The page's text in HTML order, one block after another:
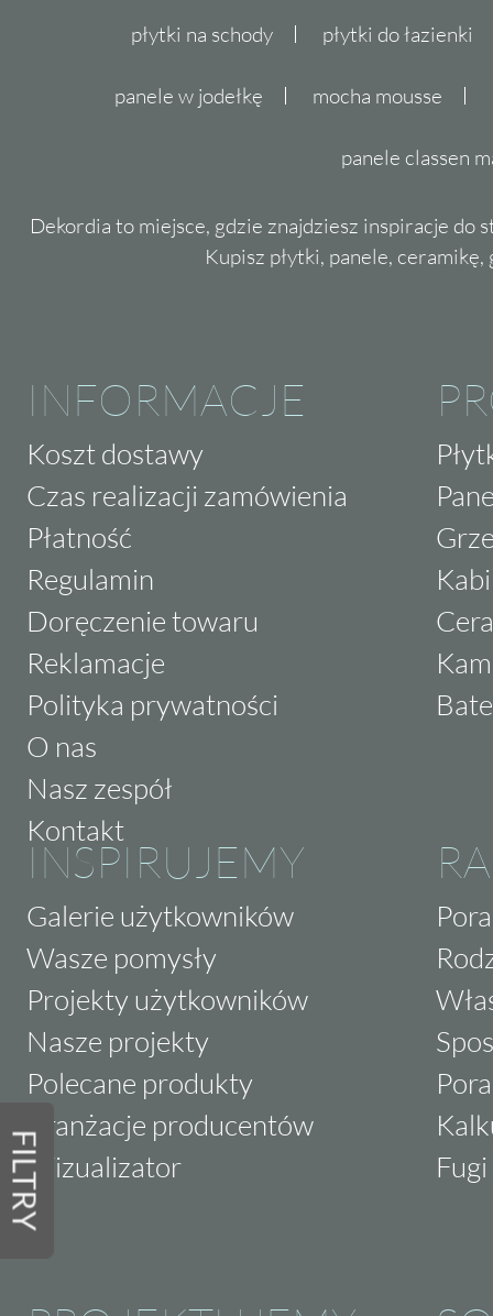
FILTRY
płytki na schody płytki do łazienki
panele w jodełkę mocha mousse
panele classen
Dekordia to miejsce, gdzie znajdziesz inspiracje do
Kupisz płytki, panele,
INFORMACJE
Koszt dostawy
Czas realizacji zamówienia
Płatność
Regulamin
Doręczenie towaru
Reklamacje
Polityka prywatności
O nas
Nasz zespół
Kontakt
INSPIRUJEMY
Galerie użytkowników
Wasze pomysły
Projekty użytkowników
Nasze projekty
Polecane produkty
Aranżacje producentów
Wizualizator